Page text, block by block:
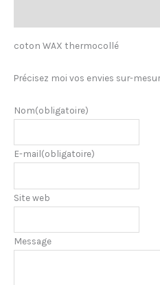
coton WAX thermocollé
Précisez moi vos envies sur-
Nom(obligatoire)
E-mail(obligatoire)
Site web
Message